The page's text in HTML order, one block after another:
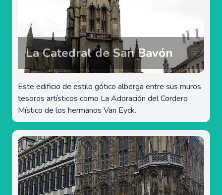
La Catedral de San Bavón
Este edificio de estilo gótico alberga entre sus muros
tesoros artísticos como La Adoración del Cordero
Místico de los hermanos Van Eyck.